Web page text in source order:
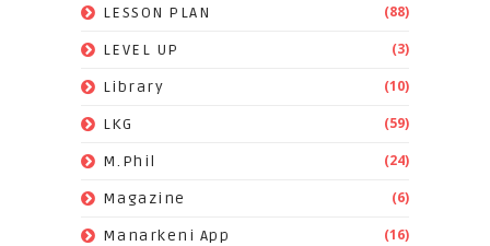
LESSON PLAN (88)
LEVEL UP (3)
Library (10)
LKG (59)
M.Phil (24)
Magazine (6)
Manarkeni App (16)